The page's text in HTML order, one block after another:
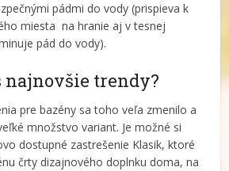
pádmi do vody (prispieva k
miesta na hranie aj v tesnej
pád do vody).
najnovšie trendy?
pre bazény sa toho veľa zmenilo a
množstvo variant. Je možné si
dostupné zastrešenie Klasik, ktoré
črty dizajnového doplnku doma, na